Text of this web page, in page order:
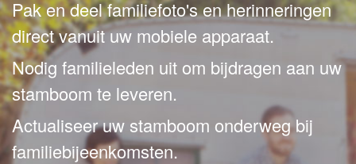
Pak en deel familiefoto's en herinneringen
direct vanuit uw mobiele apparaat.
Nodig familieleden uit om bijdragen aan uw
stamboom te leveren.
Actualiseer uw stamboom onderweg bij
familiebijeenkomsten.